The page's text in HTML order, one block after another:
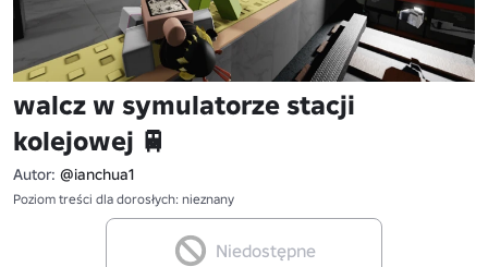
walcz w symulatorze stacji
kolejowej 🚆
Autor: @ianchua1
Poziom treści dla dorosłych: nieznany
Niedostępne